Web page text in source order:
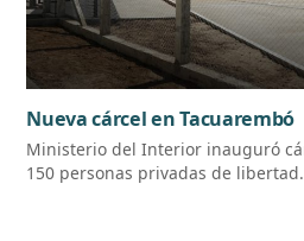
Nueva cárcel en Tacuarembó
Ministerio del Interior inauguró
150 personas privadas de libertad.